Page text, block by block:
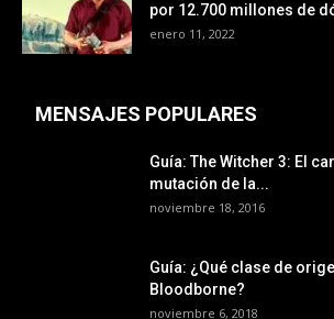
por 12.700 millones de
enero 11, 2022
MENSAJES POPULARES
Guía: The Witcher 3: El
mutación de la...
noviembre 18, 2016
Guía: ¿Qué clase de
Bloodborne?
noviembre 6, 2018